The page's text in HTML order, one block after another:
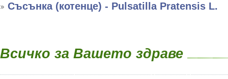
Съсънка (котенце) - Pulsatilla Pratensis L.
Всичко за Вашето здраве